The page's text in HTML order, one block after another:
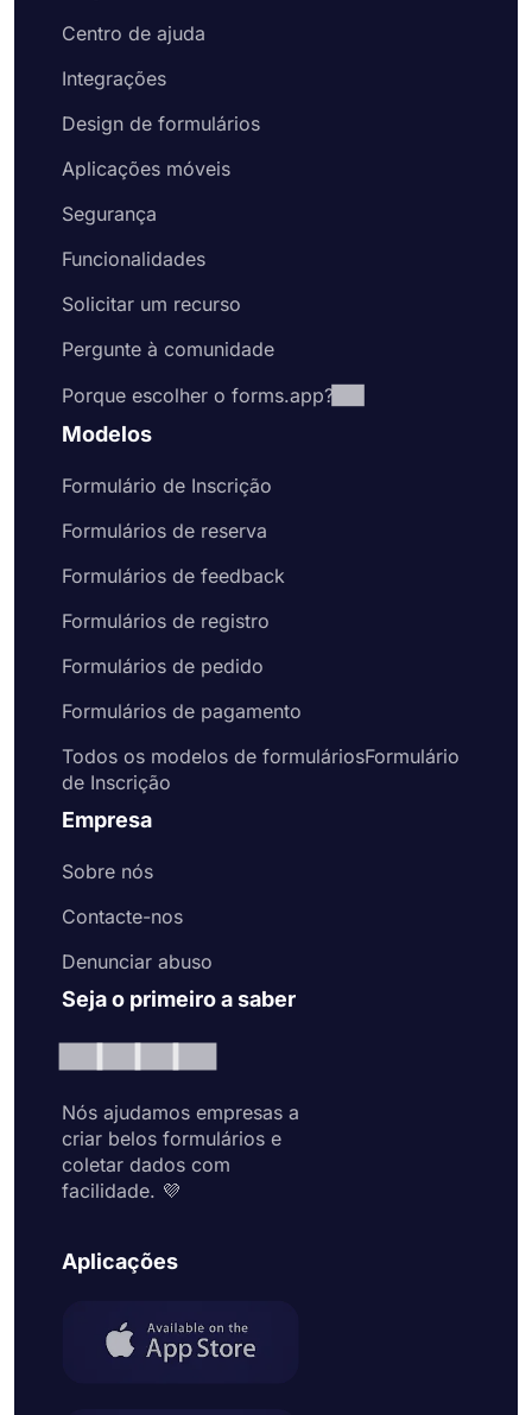
Centro de ajuda
Integrações
Design de formulários
Aplicações móveis
Segurança
Funcionalidades
Solicitar um recurso
Pergunte à comunidade
Porque escolher o forms.app?
Modelos
Formulário de Inscrição
Formulários de reserva
Formulários de feedback
Formulários de registro
Formulários de pedido
Formulários de pagamento
Todos os modelos de formuláriosFormulário
de Inscrição
Empresa
Sobre nós
Contacte-nos
Denunciar abuso
Seja o primeiro a saber
Nós ajudamos empresas a
criar belos formulários e
coletar dados com
facilidade. 💜
Aplicações